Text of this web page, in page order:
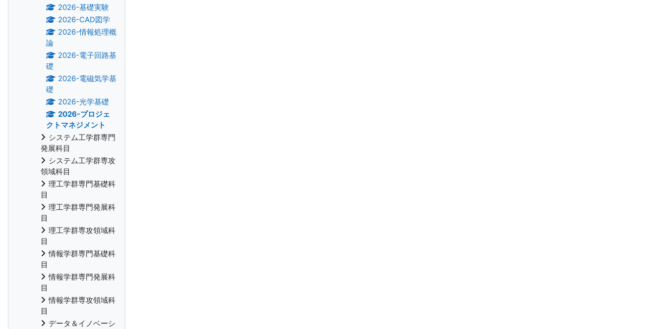
2026-基礎実験
2026-CAD図学
2026-情報処理概
論
2026-電子回路基
礎
2026-電磁気学基
礎
2026-光学基礎
2026-プロジェ
クトマネジメント
システム工学群専門
発展科目
システム工学群専攻
領域科目
理工学群専門基礎科
目
理工学群専門発展科
目
理工学群専攻領域科
目
情報学群専門基礎科
目
情報学群専門発展科
目
情報学群専攻領域科
目
データ＆イノベーシ